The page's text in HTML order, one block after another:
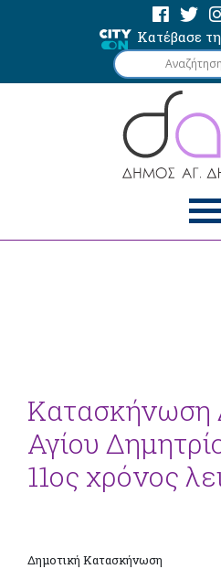
Κατέβασε
Κατασκήνωση
Αγίου
11ος χρόνος
Δημοτική Κατασκήνωση